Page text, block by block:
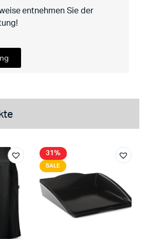
entnehmen Sie der
31%
SALE